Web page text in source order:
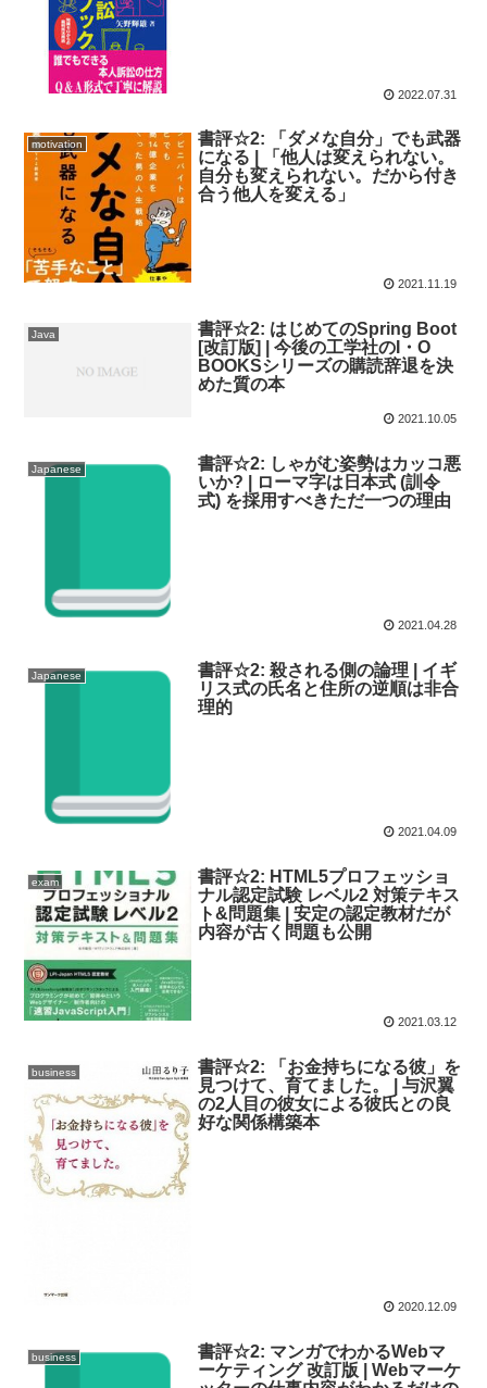
2022.07.31
motivation
書評☆2: 「ダメな自分」でも武器
になる | 「他人は変えられない。
自分も変えられない。だから付き
合う他人を変える」
2021.11.19
Java
書評☆2: はじめてのSpring Boot
[改訂版] | 今後の工学社のI・O
BOOKSシリーズの購読辞退を決
めた質の本
2021.10.05
Japanese
書評☆2: しゃがむ姿勢はカッコ悪
いか? | ローマ字は日本式 (訓令
式) を採用すべきただ一つの理由
2021.04.28
Japanese
書評☆2: 殺される側の論理 | イギ
リス式の氏名と住所の逆順は非合
理的
2021.04.09
exam
書評☆2: HTML5プロフェッショ
ナル認定試験 レベル2 対策テキス
ト&問題集 | 安定の認定教材だが
内容が古く問題も公開
2021.03.12
business
書評☆2: 「お金持ちになる彼」を
見つけて、育てました。 | 与沢翼
の2人目の彼女による彼氏との良
好な関係構築本
2020.12.09
business
書評☆2: マンガでわかるWebマ
ーケティング 改訂版 | Webマーケ